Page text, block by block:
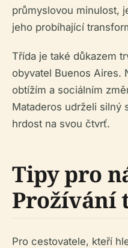
průmyslovou minulost,
jeho probíhající
Třída je také důkazem
obyvatel Buenos Aires.
obtížím a sociálním
Mataderos udrželi silný
hrdost na svou čtvrť.
Tipy pro
Prožívání
Pro cestovatele, kteří